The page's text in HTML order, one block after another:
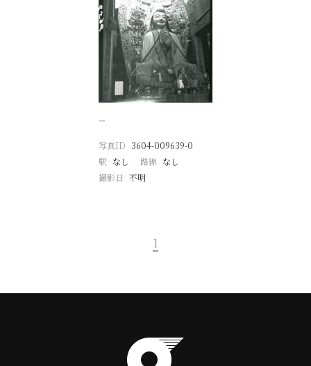
−
写真ID 3604-009639-0
駅 なし 路線 なし
撮影日
不明
1